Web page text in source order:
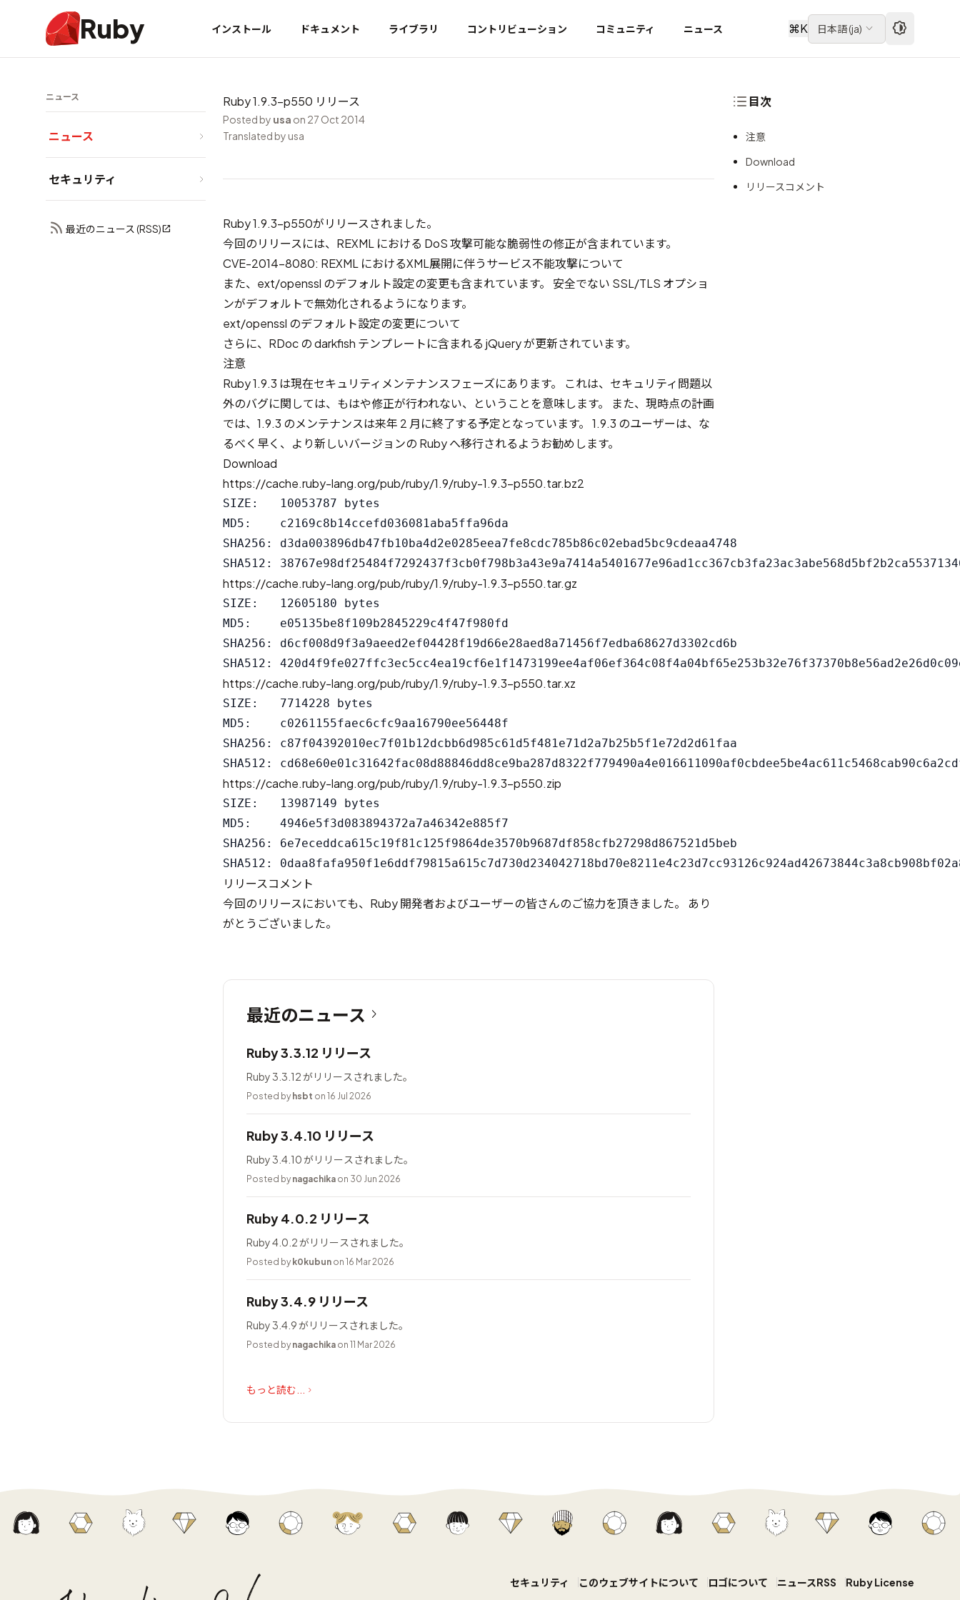
Ruby インストール ドキュメント ライブラリ コントリビューション コミュニティ ニュース ⌘K 日本語(ja)
ニュース
ニュース
セキュリティ
最近のニュース (RSS)
Ruby 1.9.3-p550 リリース
Posted by usa on 27 Oct 2014
Translated by usa
Ruby 1.9.3-p550がリリースされました。
今回のリリースには、REXML における DoS 攻撃可能な脆弱性の修正が含まれています。
CVE-2014-8080: REXML におけるXML展開に伴うサービス不能攻撃について
また、ext/openssl のデフォルト設定の変更も含まれています。 安全でない SSL/TLS オプショ
ンがデフォルトで無効化されるようになります。
ext/openssl のデフォルト設定の変更について
さらに、RDoc の darkfish テンプレートに含まれる jQuery が更新されています。
注意
Ruby 1.9.3 は現在セキュリティメンテナンスフェーズにあります。 これは、セキュリティ問題以
外のバグに関しては、もはや修正が行われない、ということを意味します。 また、現時点の計画
では、1.9.3 のメンテナンスは来年 2 月に終了する予定となっています。 1.9.3 のユーザーは、な
るべく早く、より新しいバージョンの Ruby へ移行されるようお勧めします。
Download
https://cache.ruby-lang.org/pub/ruby/1.9/ruby-1.9.3-p550.tar.bz2
SIZE:   10053787 bytes
MD5:    c2169c8b14ccefd036081aba5ffa96da
SHA256: d3da003896db47fb10ba4d2e0285eea7fe8cdc785b86c02ebad5bc9cdeaa4748
https://cache.ruby-lang.org/pub/ruby/1.9/ruby-1.9.3-p550.tar.gz
SIZE:   12605180 bytes
MD5:    e05135be8f109b2845229c4f47f980fd
SHA256: d6cf008d9f3a9aeed2ef04428f19d66e28aed8a71456f7edba68627d3302cd6b
https://cache.ruby-lang.org/pub/ruby/1.9/ruby-1.9.3-p550.tar.xz
SIZE:   7714228 bytes
MD5:    c0261155faec6cfc9aa16790ee56448f
SHA256: c87f04392010ec7f01b12dcbb6d985c61d5f481e71d2a7b25b5f1e72d2d61faa
https://cache.ruby-lang.org/pub/ruby/1.9/ruby-1.9.3-p550.zip
SIZE:   13987149 bytes
MD5:    4946e5f3d083894372a7a46342e885f7
SHA256: 6e7eceddca615c19f81c125f9864de3570b9687df858cfb27298d867521d5beb
リリースコメント
今回のリリースにおいても、Ruby 開発者およびユーザーの皆さんのご協力を頂きました。 あり
がとうございました。
最近のニュース
Ruby 3.3.12 リリース
Ruby 3.3.12 がリリースされました。
Posted by hsbt on 16 Jul 2026
Ruby 3.4.10 リリース
Ruby 3.4.10 がリリースされました。
Posted by nagachika on 30 Jun 2026
Ruby 4.0.2 リリース
Ruby 4.0.2 がリリースされました。
Posted by k0kubun on 16 Mar 2026
Ruby 3.4.9 リリース
Ruby 3.4.9 がリリースされました。
Posted by nagachika on 11 Mar 2026
もっと読む...
目次
注意
Download
リリースコメント
セキュリティ このウェブサイトについて ロゴについて ニュースRSS Ruby License